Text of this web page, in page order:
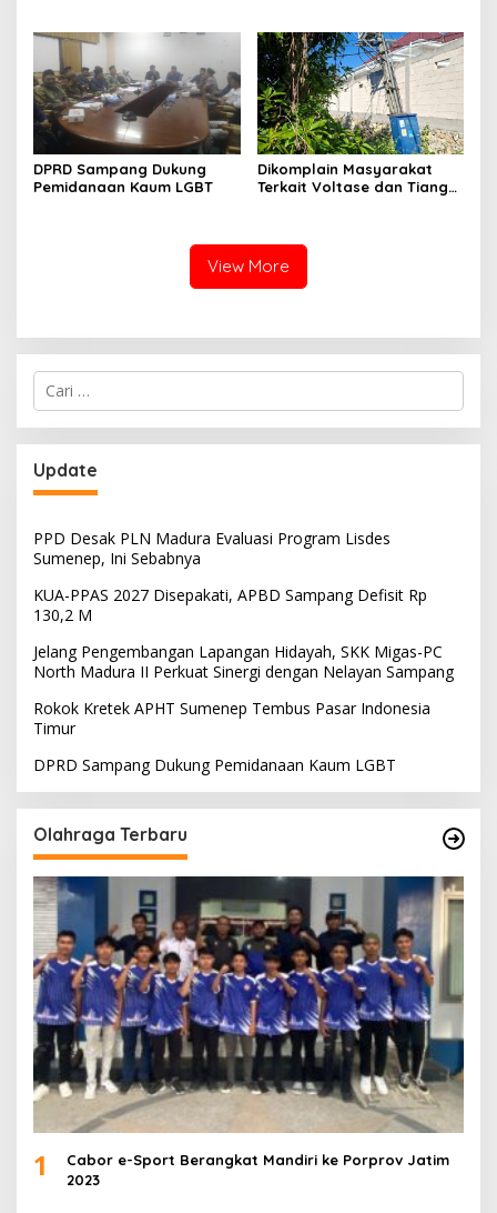
Nelayan Sampang
DPRD Sampang Dukung
Pemidanaan Kaum LGBT
Dikomplain Masyarakat
Terkait Voltase dan Tiang
View More
Cari
untuk:
Update
PPD Desak PLN Madura Evaluasi Program Lisdes
Sumenep, Ini Sebabnya
KUA-PPAS 2027 Disepakati, APBD Sampang Defisit Rp
130,2 M
Jelang Pengembangan Lapangan Hidayah, SKK Migas-PC
North Madura II Perkuat Sinergi dengan Nelayan Sampang
Rokok Kretek APHT Sumenep Tembus Pasar Indonesia
Timur
DPRD Sampang Dukung Pemidanaan Kaum LGBT
Olahraga Terbaru
1
Cabor e-Sport Berangkat Mandiri ke Porprov Jatim
2023